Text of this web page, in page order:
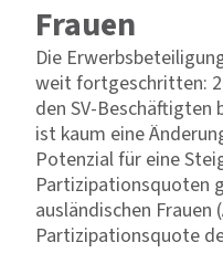
Frauen
Die
weit fortgeschritten:
den SV-Beschäftigten
ist kaum eine
Potenzial für eine
Partizipationsquoten
ausländischen Frauen
Partizipationsquote